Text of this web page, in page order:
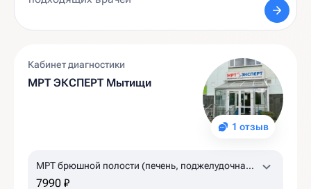
1 отзыв
Кабинет диагностики
МРТ ЭКСПЕРТ Мытищи
МРТ брюшной полости (печень, поджелудочная
железа, желчный пузырь, селезенка)
7990 ₽